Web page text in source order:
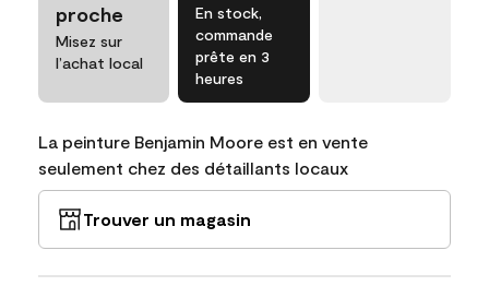
proche
Misez sur
l’achat local
En stock,
commande
prête en 3
heures
La peinture Benjamin Moore est en vente
seulement chez des détaillants locaux
Trouver un magasin